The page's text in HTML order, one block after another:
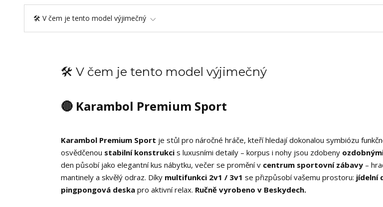
🛠️ V čem je tento model výjimečný
🛠️ V čem je tento model výjimečný
🔴 Karambol Premium Sport
Karambol Premium Sport je stůl pro náročné hráče, kteří hledají dokonalou symbiózu
osvědčenou stabilní konstrukci s luxusními detaily – korpus i nohy jsou zdobeny
den působí jako elegantní kus nábytku, večer se promění v centrum sportovní zábavy –
mantinely a skvělý odraz. Díky multifunkci 2v1 / 3v1 se přizpůsobí vašemu prostoru: jídelní
pingpongová deska pro aktivní relax. Ručně vyrobeno v Beskydech.